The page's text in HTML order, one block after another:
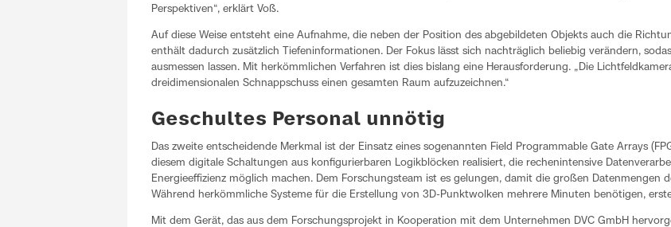
Perspektiven“, erklärt Voß.
Auf diese Weise entsteht eine Aufnahme, die neben der Position des abgebildeten Objekts auch die
enthält dadurch zusätzlich Tiefeninformationen. Der Fokus lässt sich nachträglich beliebig verändern,
ausmessen lassen. Mit herkömmlichen Verfahren ist dies bislang eine Herausforderung. „Die
dreidimensionalen Schnappschuss einen gesamten Raum aufzuzeichnen.“
Geschultes Personal unnötig
Das zweite entscheidende Merkmal ist der Einsatz eines sogenannten Field Programmable Gate Arrays
diesem digitale Schaltungen aus konfigurierbaren Logikblöcken realisiert, die rechenintensive
Energieeffizienz möglich machen. Dem Forschungsteam ist es gelungen, damit die großen Datenmengen
Während herkömmliche Systeme für die Erstellung von 3D-Punktwolken mehrere Minuten benötigen,
Mit dem Gerät, das aus dem Forschungsprojekt in Kooperation mit dem Unternehmen DVC GmbH